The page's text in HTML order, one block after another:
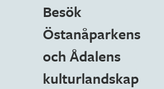
Besök
Östanåparkens
och Ådalens
kulturlandskap